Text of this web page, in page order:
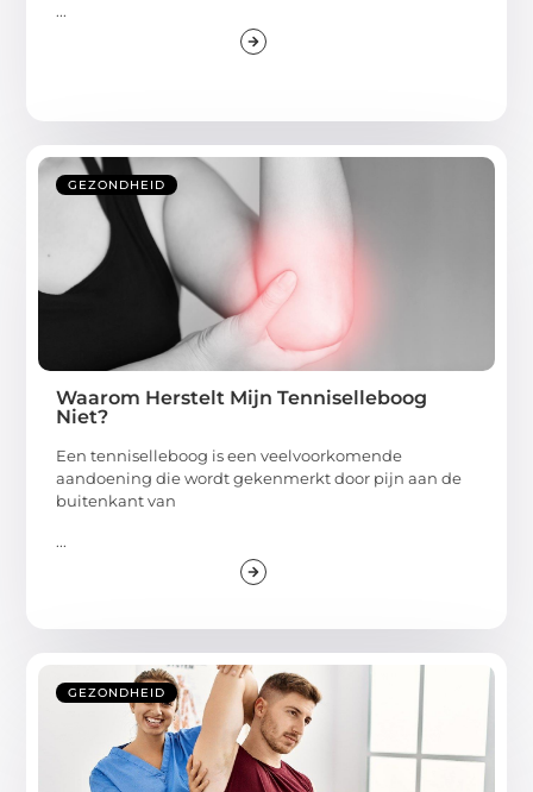
...
GEZONDHEID
Waarom Herstelt Mijn Tenniselleboog
Niet?
Een tenniselleboog is een veelvoorkomende
aandoening die wordt gekenmerkt door pijn aan de
buitenkant van
...
GEZONDHEID